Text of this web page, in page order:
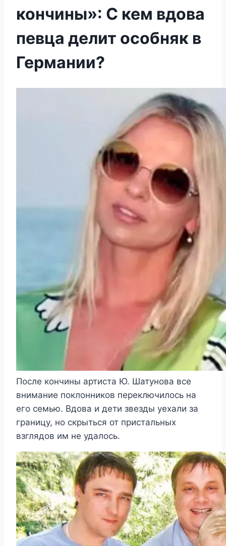
кончины»: С кем вдова
певца делит особняк в
Германии?
После кончины артиста Ю. Шатунова все
внимание поклонников переключилось на
его семью. Вдова и дети звезды уехали за
границу, но скрыться от пристальных
взглядов им не удалось.